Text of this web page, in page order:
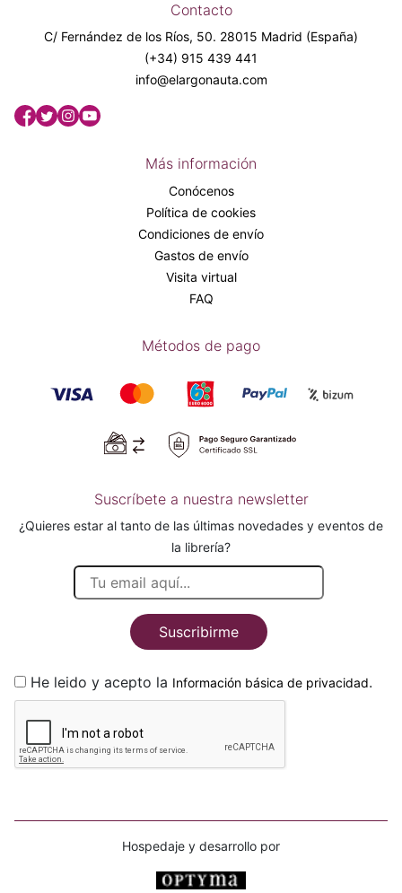
Contacto
C/ Fernández de los Ríos, 50. 28015 Madrid (España)
(+34) 915 439 441
info@elargonauta.com
Más información
Conócenos
Política de cookies
Condiciones de envío
Gastos de envío
Visita virtual
FAQ
Métodos de pago
Suscríbete a nuestra newsletter
¿Quieres estar al tanto de las últimas novedades y eventos de
la librería?
Suscribirme
He leido y acepto la Información básica de privacidad.
Hospedaje y desarrollo por